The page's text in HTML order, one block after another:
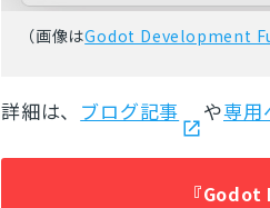
（画像はGodot Development
詳細は、 ブログ記事 や専用
『